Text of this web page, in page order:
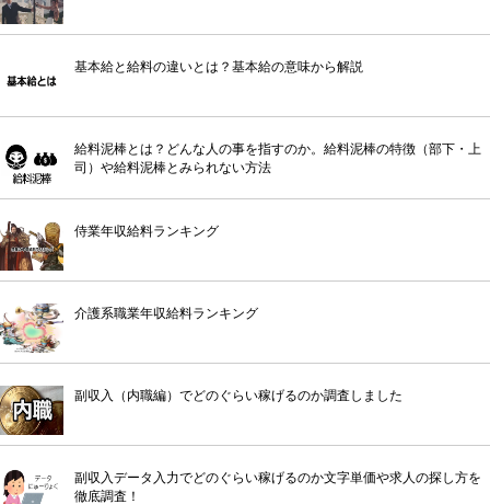
基本給と給料の違いとは？基本給の意味から解説
給料泥棒とは？どんな人の事を指すのか。給料泥棒の特徴（部下・上
司）や給料泥棒とみられない方法
侍業年収給料ランキング
介護系職業年収給料ランキング
副収入（内職編）でどのぐらい稼げるのか調査しました
副収入データ入力でどのぐらい稼げるのか文字単価や求人の探し方を
徹底調査！